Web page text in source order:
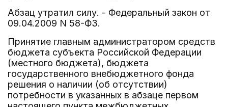
Абзац утратил силу. - Федеральный закон от
09.04.2009 N 58-ФЗ.
Принятие главным администратором средств
бюджета субъекта Российской Федерации
(местного бюджета), бюджета
государственного внебюджетного фонда
решения о наличии (об отсутствии)
потребности в указанных в абзаце первом